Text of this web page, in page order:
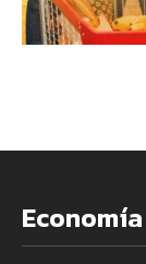
Economía